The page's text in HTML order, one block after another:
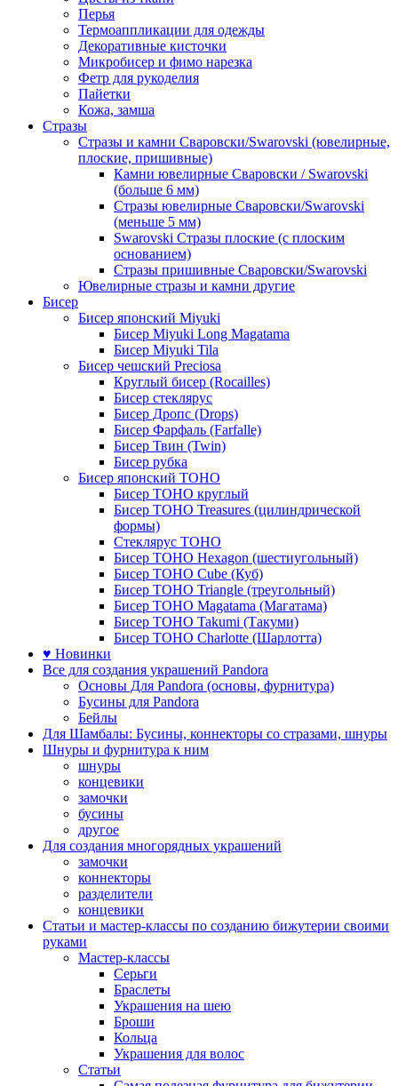
Перья
Термоаппликации для одежды
Декоративные кисточки
Микробисер и фимо нарезка
Фетр для рукоделия
Пайетки
Кожа, замша
Стразы
Стразы и камни Сваровски/Swarovski (ювелирные,
плоские, пришивные)
Камни ювелирные Сваровски / Swarovski
(больше 6 мм)
Стразы ювелирные Сваровски/Swarovski
(меньше 5 мм)
Swarovski Стразы плоские (с плоским
основанием)
Стразы пришивные Сваровски/Swarovski
Ювелирные стразы и камни другие
Бисер
Бисер японский Miyuki
Бисер Miyuki Long Magatama
Бисер Miyuki Tila
Бисер чешский Preciosa
Круглый бисер (Rocailles)
Бисер стеклярус
Бисер Дропс (Drops)
Бисер Фарфаль (Farfalle)
Бисер Твин (Twin)
Бисер рубка
Бисер японский TOHO
Бисер TOHO круглый
Бисер TOHO Treasures (цилиндрической
формы)
Стеклярус TOHO
Бисер TOHO Hexagon (шестиугольный)
Бисер TOHO Cube (Куб)
Бисер TOHO Triangle (треугольный)
Бисер TOHO Magatama (Магатама)
Бисер TOHO Takumi (Такуми)
Бисер TOHO Charlotte (Шарлотта)
♥ Новинки
Все для создания украшений Pandora
Основы Для Pandora (основы, фурнитура)
Бусины для Pandora
Бейлы
Для Шамбалы: Бусины, коннекторы со стразами, шнуры
Шнуры и фурнитура к ним
шнуры
концевики
замочки
бусины
другое
Для создания многорядных украшений
замочки
коннекторы
разделители
концевики
Статьи и мастер-классы по созданию бижутерии своими
руками
Мастер-классы
Серьги
Браслеты
Украшения на шею
Броши
Кольца
Украшения для волос
Статьи